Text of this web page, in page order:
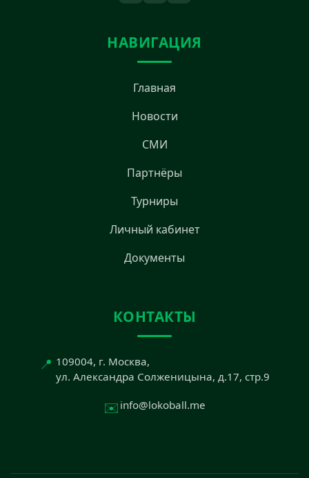
НАВИГАЦИЯ
Главная
Новости
СМИ
Партнёры
Турниры
Личный кабинет
Документы
КОНТАКТЫ
📍 109004, г. Москва,
ул. Александра Солженицына, д.17, стр.9
✉️ info@lokoball.me